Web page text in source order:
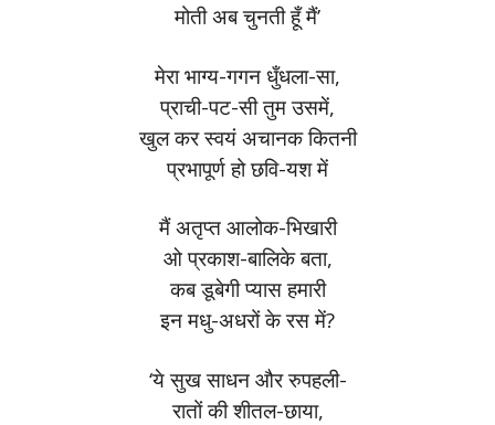
मोती अब चुनती हूँ मैं’
मेरा भाग्य-गगन धुँधला-सा,
प्राची-पट-सी तुम उसमें,
खुल कर स्वयं अचानक कितनी
प्रभापूर्ण हो छवि-यश में
मैं अतृप्त आलोक-भिखारी
ओ प्रकाश-बालिके बता,
कब डूबेगी प्यास हमारी
इन मधु-अधरों के रस में?
‘ये सुख साधन और रुपहली-
रातों की शीतल-छाया,